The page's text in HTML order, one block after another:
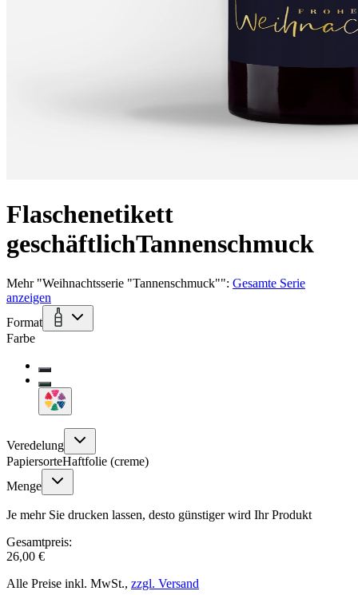
Flaschenetikett
geschäftlichTannenschmuck
Mehr"Weihnachtsserie "Tannenschmuck"": Gesamte Serie
anzeigen
Format
Farbe
Veredelung
PapiersorteHaftfolie (creme)
Menge
Je mehr Sie drucken lassen, desto günstiger wird Ihr Produkt
Gesamtpreis:
26,00 €
Alle Preise inkl. MwSt., zzgl. Versand